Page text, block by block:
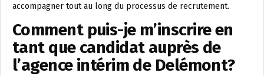
accompagner tout au long du processus de recrutement.
Comment puis-je m’inscrire en
tant que candidat auprès de
l’agence intérim de Delémont?